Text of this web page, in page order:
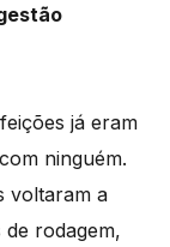
já eram
ninguém.
voltaram a
rodagem,